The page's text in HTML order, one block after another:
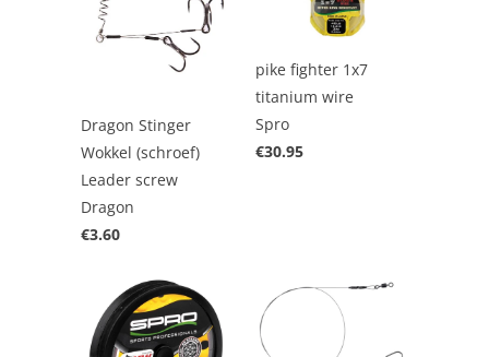
Dragon Stinger
Wokkel (schroef)
Leader screw
Dragon
€3.60
pike fighter 1x7
titanium wire
Spro
€30.95